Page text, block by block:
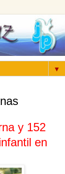
▼
y 152
en